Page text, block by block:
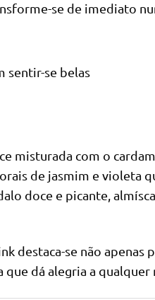
se de imediato
sentir-se belas
misturada com o
de jasmim e violeta
doce e picante,
destaca-se não
dá alegria a qualquer